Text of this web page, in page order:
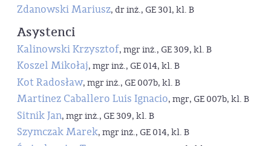
Zdanowski Mariusz, dr inż., GE 301, kl. B
Asystenci
Kalinowski Krzysztof, mgr inż., GE 309, kl. B
Koszel Mikołaj, mgr inż., GE 014, kl. B
Kot Radosław, mgr inż., GE 007b, kl. B
Martinez Caballero Luis Ignacio, mgr, GE 007b, kl. B
Sitnik Jan, mgr inż., GE 309, kl. B
Szymczak Marek, mgr inż., GE 014, kl. B